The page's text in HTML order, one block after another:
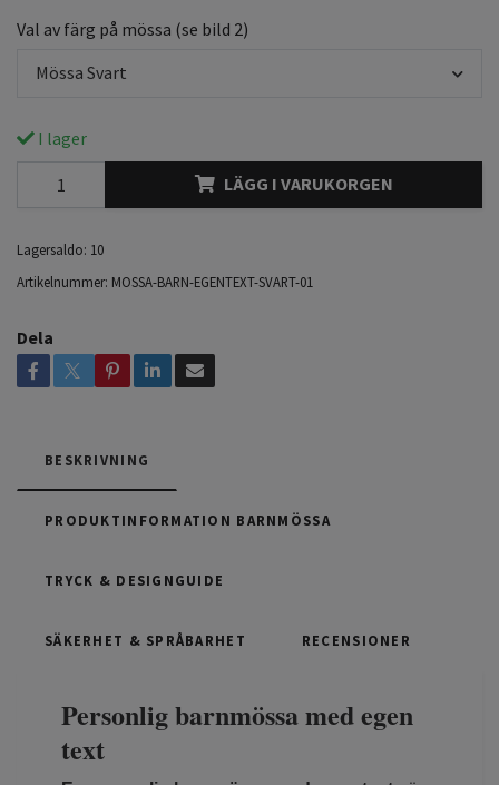
Val av färg på mössa (se bild 2)
Mössa Svart
I lager
LÄGG I VARUKORGEN
Lagersaldo: 10
Artikelnummer: MOSSA-BARN-EGENTEXT-SVART-01
Dela
BESKRIVNING
PRODUKTINFORMATION BARNMÖSSA
TRYCK & DESIGNGUIDE
SÄKERHET & SPRÅBARHET RECENSIONER
Personlig barnmössa med egen
text